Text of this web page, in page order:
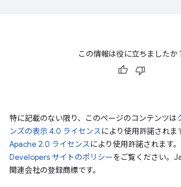
この情報は役に立ちましたか
特に記載のない限り、このページのコンテンツは
ンズの表示 4.0 ライセンスにより使用許諾されま
Apache 2.0 ライセンスにより使用許諾されます。
Developers サイトのポリシーをご覧ください。
関連会社の登録商標です。